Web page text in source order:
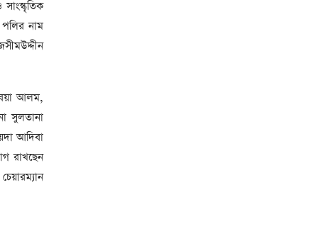
পলির নাম
আলম,
সুলতানা
আদিবা
রাখছেন